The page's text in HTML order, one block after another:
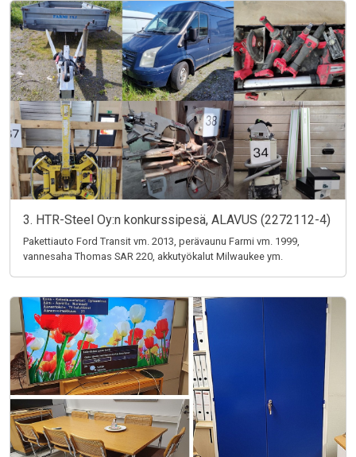
3. HTR-Steel Oy:n konkurssipesä, ALAVUS (2272112-4)
Pakettiauto Ford Transit vm. 2013, perävaunu Farmi vm. 1999,
vannesaha Thomas SAR 220, akkutyökalut Milwaukee ym.